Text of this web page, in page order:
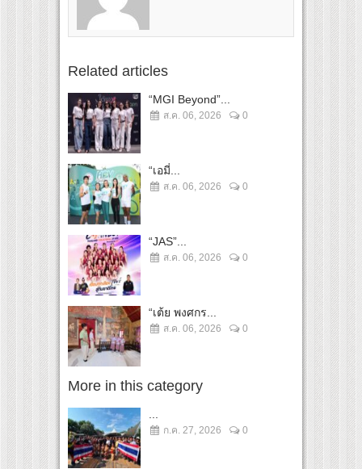
Related articles
“MGI Beyond”...
ส.ค. 06, 2026 0
“เอมี่...
ส.ค. 06, 2026 0
“JAS”...
ส.ค. 06, 2026 0
“เต้ย พงศกร...
ส.ค. 06, 2026 0
More in this category
ก.ค. 27, 2026 0